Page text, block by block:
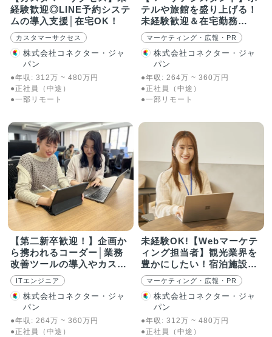
経験歓迎◎LINE予約システ
ムの導入支援│在宅OK！
カスタマーサクセス
株式会社コネクター・ジャ
パン
●年収:312万 ~480万 円
●正社員（中途）
●一部リモート
テルや旅館を盛り上げる！
未経験歓迎＆在宅勤務
OK◎
マーケティング・広報・PR
株式会社コネクター・ジャ
パン
●年収:264万 ~360万 円
●正社員（中途）
●一部リモート
【第二新卒歓迎！】企画か
ら携われるコーダー│業務
改善ツールの導入やカスタ
マイズも
ITエンジニア
株式会社コネクター・ジャ
パン
●年収:264万 ~360万 円
●正社員（中途）
未経験OK!【Webマーケテ
ィング担当者】観光業界を
豊かにしたい！宿泊施設の
オンライン集客サポート
マーケティング・広報・PR
株式会社コネクター・ジャ
パン
●年収:312万 ~480万 円
●正社員（中途）